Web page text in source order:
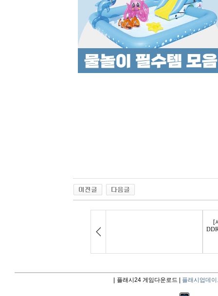
플래시24 게임다운로드 | 플래시업데이